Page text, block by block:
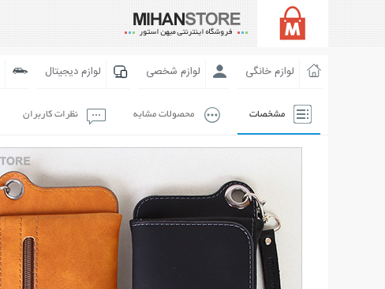
لوازم خانگی لوازم شخصی لوازم دیجیتال
مشخصات محصولات مشابه نظرات کاربران